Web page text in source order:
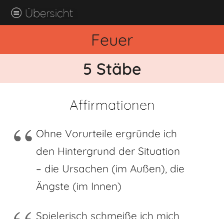
Feuer
5 Stäbe
Affirmationen
Ohne Vorurteile ergründe ich
den Hintergrund der Situation
– die Ursachen (im Außen), die
Ängste (im Innen)
Spielerisch schmeiße ich mich